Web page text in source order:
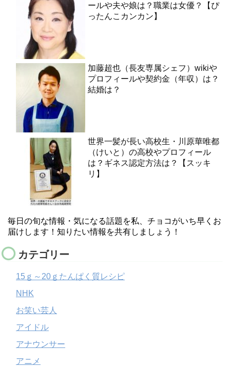
ールや夫や娘は？職業は女優？【ぴ
ったんこカンカン】
加藤超也（長友専属シェフ）wikiや
プロフィールや契約金（年収）は？
結婚は？
世界一髪が長い高校生・川原華唯都
（けいと）の高校やプロフィール
は？ギネス認定方法は？【スッキ
リ】
毎日の旬な情報・気になる話題を私、チョコがいち早くお
届けします！知りたい情報を共有しましょう！
カテゴリー
15ｇ～20ｇたんぱく質レシピ
NHK
お笑い芸人
アイドル
アナウンサー
アニメ